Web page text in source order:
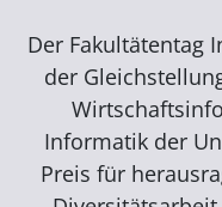
Der Fakultätentag
der
Informatik der
Preis für